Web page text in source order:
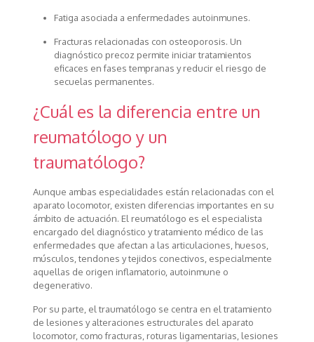
Fatiga asociada a enfermedades autoinmunes.
Fracturas relacionadas con osteoporosis. Un
diagnóstico precoz permite iniciar tratamientos
eficaces en fases tempranas y reducir el riesgo de
secuelas permanentes.
¿Cuál es la diferencia entre un
reumatólogo y un
traumatólogo?
Aunque ambas especialidades están relacionadas con el
aparato locomotor, existen diferencias importantes en su
ámbito de actuación. El reumatólogo es el especialista
encargado del diagnóstico y tratamiento médico de las
enfermedades que afectan a las articulaciones, huesos,
músculos, tendones y tejidos conectivos, especialmente
aquellas de origen inflamatorio, autoinmune o
degenerativo.
Por su parte, el traumatólogo se centra en el tratamiento
de lesiones y alteraciones estructurales del aparato
locomotor, como fracturas, roturas ligamentarias, lesiones